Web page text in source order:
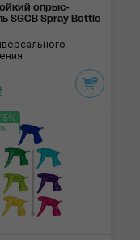
опрыс­
SGCB Spray Bottle